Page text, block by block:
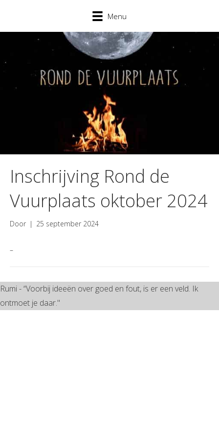
Menu
Inschrijving Rond de
Vuurplaats oktober 2024
Door | 25 september 2024
–
Rumi - “Voorbij ideeën over goed en fout, is er een veld. Ik
ontmoet je daar."